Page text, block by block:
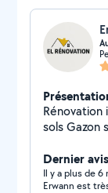
Rénovation
sols
Dernier
Il y a plus de 6
Erwann est